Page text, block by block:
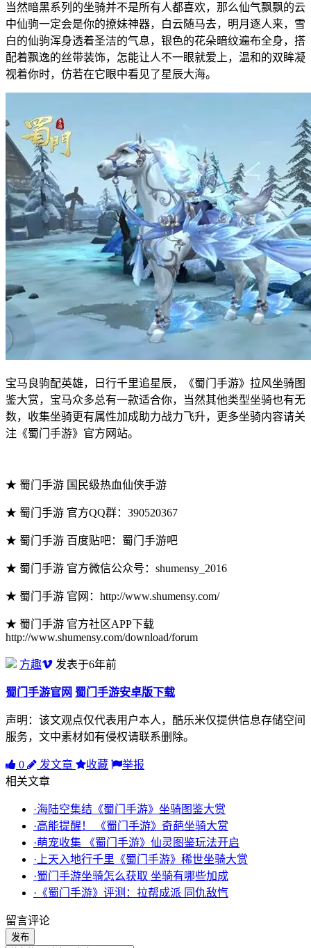
当然暗黑系列的坐骑并不是所有人都喜欢，那么仙气飘飘的云
中仙驹一定会是你的撩妹神器，白云随马去，明月逐人来，雪
白的仙驹浑身透着圣洁的气息，银色的花朵暗纹遍布全身，搭
配着飘逸的丝带装饰，怎能让人不一眼就爱上，温和的双眸凝
视着你时，仿若在它眼中看见了星辰大海。
宝马良驹配英雄，日行千里追星辰，《蜀门手游》拉风坐骑图
鉴大赏，宝马众多总有一款适合你，当然其他类型坐骑也有无
数，收集坐骑更有属性加成助力战力飞升，更多坐骑内容请关
注《蜀门手游》官方网站。
★ 蜀门手游 国民级热血仙侠手游
★ 蜀门手游 官方QQ群：390520367
★ 蜀门手游 百度贴吧：蜀门手游吧
★ 蜀门手游 官方微信公众号：shumensy_2016
★ 蜀门手游 官网：http://www.shumensy.com/
★ 蜀门手游 官方社区APP下载
http://www.shumensy.com/download/forum
方趣 发表于6年前
蜀门手游官网 蜀门手游安卓版下载
声明：该文观点仅代表用户本人，酷乐米仅提供信息存储空间
服务，文中素材如有侵权请联系删除。
0 发文章 收藏
举报
相关文章
·海陆空集结《蜀门手游》坐骑图鉴大赏
·高能提醒！ 《蜀门手游》奇葩坐骑大赏
·萌宠收集 《蜀门手游》仙灵图鉴玩法开启
·上天入地行千里《蜀门手游》稀世坐骑大赏
·蜀门手游坐骑怎么获取 坐骑有哪些加成
·《蜀门手游》评测：拉帮成派 同仇敌忾
留言评论
发布